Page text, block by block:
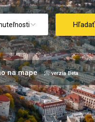
Hľadať
na mape 📀 verzia Beta